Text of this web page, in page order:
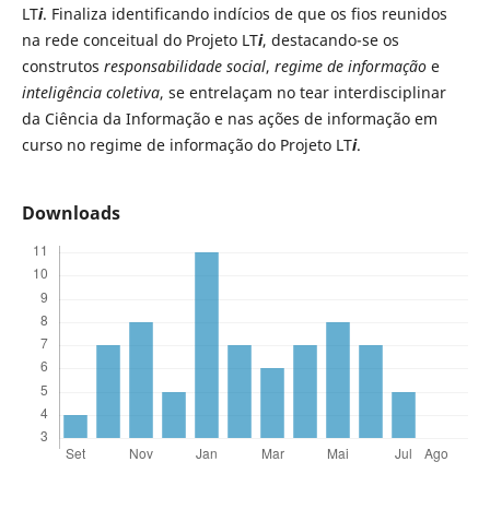
LTi. Finaliza identificando indícios de que os fios reunidos
na rede conceitual do Projeto LTi, destacando-se os
construtos responsabilidade social, regime de informaçãoe
inteligência coletiva, se entrelaçam no tear interdisciplinar
da Ciência da Informação e nas ações de informação em
curso no regime de informação do Projeto LTi.
Downloads